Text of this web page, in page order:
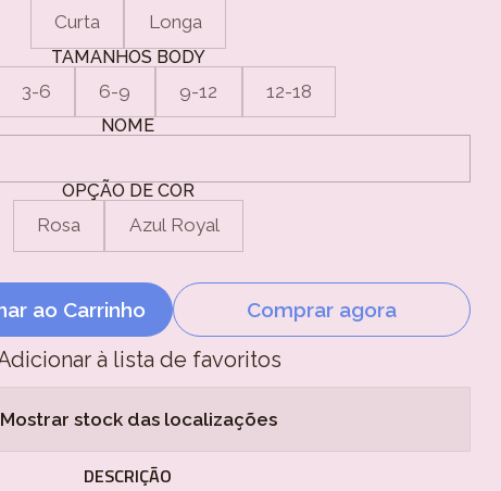
Curta Longa
TAMANHOS BODY
3-6 6-9 9-12 12-18
NOME
OPÇÃO DE COR
Rosa Azul Royal
ao Carrinho Comprar agora
à lista de favoritos
Mostrar stock das localizações
DESCRIÇÃO